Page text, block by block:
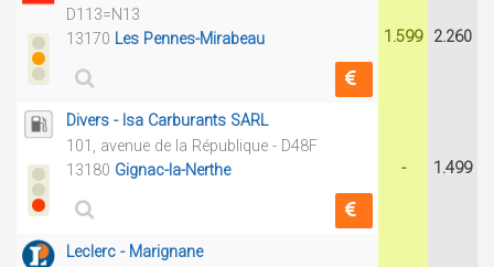
D113=N13
13170 Les Pennes-Mirabeau 1.599 2.260
Divers - Isa Carburants SARL
101, avenue de la République - D48F
13180 Gignac-la-Nerthe - 1.499
Leclerc - Marignane